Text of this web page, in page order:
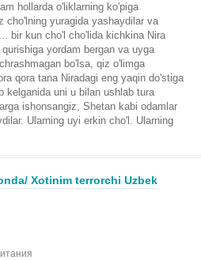
hollarda o'liklarning ko'piga
cho'lning yuragida yashaydilar va
bir kun cho'l cho'lida kichkina Nira
yordam bergan va uyga
bo'lsa, qiz o'limga
qora tana Niradagi eng yaqin do'stiga
kelganida uni u bilan ushlab tura
ishonsangiz, Shetan kabi odamlar
Ularning uyi erkin cho'l. Ularning
Xotinim terrorchi Uzbek